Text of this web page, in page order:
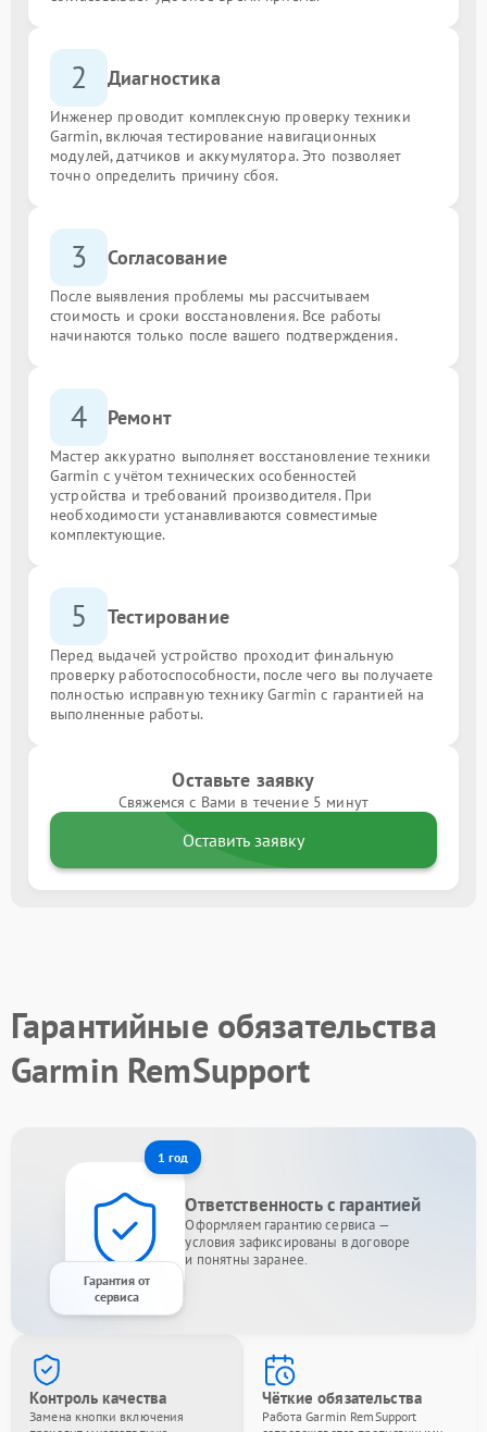
2 Диагностика
Инженер проводит комплексную проверку техники
Garmin, включая тестирование навигационных
модулей, датчиков и аккумулятора. Это позволяет
точно определить причину сбоя.
3 Согласование
После выявления проблемы мы рассчитываем
стоимость и сроки восстановления. Все работы
начинаются только после вашего подтверждения.
4 Ремонт
Мастер аккуратно выполняет восстановление техники
Garmin с учётом технических особенностей
устройства и требований производителя. При
необходимости устанавливаются совместимые
комплектующие.
5 Тестирование
Перед выдачей устройство проходит финальную
проверку работоспособности, после чего вы получаете
полностью исправную технику Garmin с гарантией на
выполненные работы.
Оставьте заявку
Свяжемся с Вами в течение 5 минут
Оставить заявку
Гарантийные обязательства
Garmin RemSupport
1 год
Гарантия от
сервиса
Ответственность с гарантией
Оформляем гарантию сервиса —
условия зафиксированы в договоре
и понятны заранее.
Контроль качества
Замена кнопки включения
Чёткие обязательства
Работа Garmin RemSupport